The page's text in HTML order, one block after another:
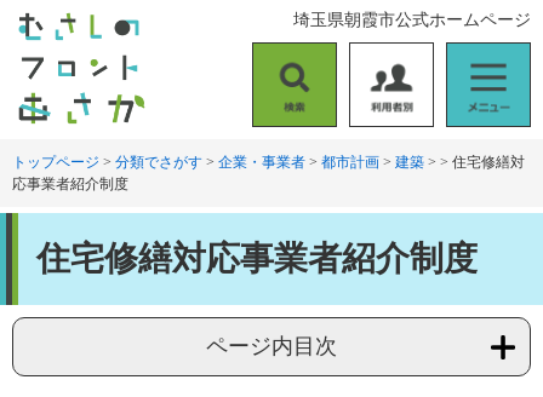
す
。
し
て
索
用
者
ニ
ュ
埼玉県朝霞市公式ホームページ
トップページ > 分類でさがす > 企業・事業者 > 都市計画 > 建築 > > 住宅修繕対
応事業者紹介制度
住宅修繕対応事業者紹介制度
ページ内目次